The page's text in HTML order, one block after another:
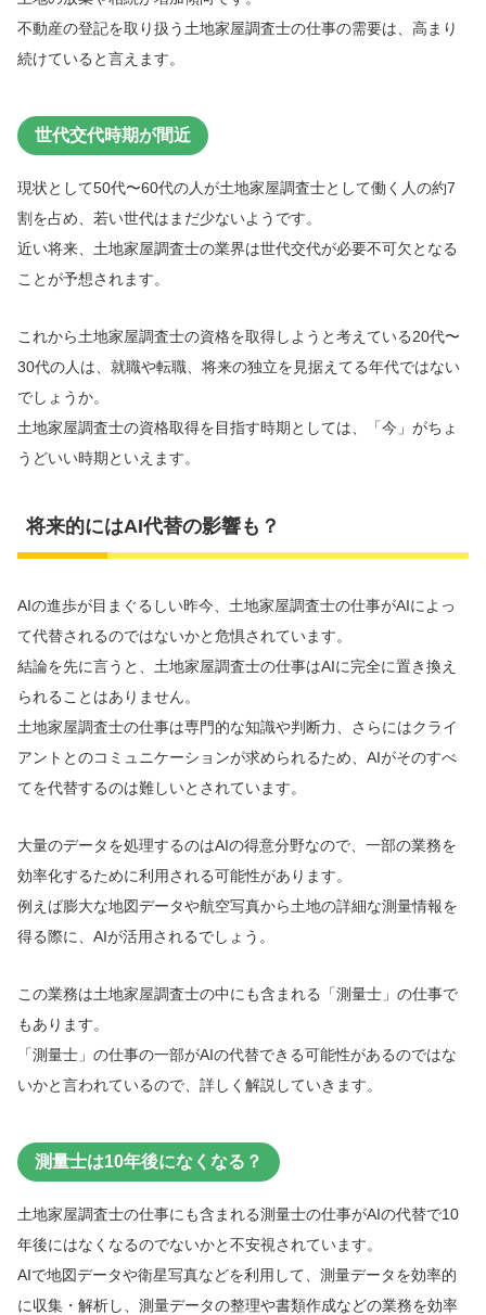
不動産の登記を取り扱う土地家屋調査士の仕事の需要は、高まり
続けていると言えます。
世代交代時期が間近
現状として50代〜60代の人が土地家屋調査士として働く人の約7
割を占め、若い世代はまだ少ないようです。
近い将来、土地家屋調査士の業界は世代交代が必要不可欠となる
ことが予想されます。
これから土地家屋調査士の資格を取得しようと考えている20代〜
30代の人は、就職や転職、将来の独立を見据えてる年代ではない
でしょうか。
土地家屋調査士の資格取得を目指す時期としては、「今」がちょ
うどいい時期といえます。
将来的にはAI代替の影響も？
AIの進歩が目まぐるしい昨今、土地家屋調査士の仕事がAIによっ
て代替されるのではないかと危惧されています。
結論を先に言うと、土地家屋調査士の仕事はAIに完全に置き換え
られることはありません。
土地家屋調査士の仕事は専門的な知識や判断力、さらにはクライ
アントとのコミュニケーションが求められるため、AIがそのすべ
てを代替するのは難しいとされています。
大量のデータを処理するのはAIの得意分野なので、一部の業務を
効率化するために利用される可能性があります。
例えば膨大な地図データや航空写真から土地の詳細な測量情報を
得る際に、AIが活用されるでしょう。
この業務は土地家屋調査士の中にも含まれる「測量士」の仕事で
もあります。
「測量士」の仕事の一部がAIの代替できる可能性があるのではな
いかと言われているので、詳しく解説していきます。
測量士は10年後になくなる？
土地家屋調査士の仕事にも含まれる測量士の仕事がAIの代替で10
年後にはなくなるのでないかと不安視されています。
AIで地図データや衛星写真などを利用して、測量データを効率的
に収集・解析し、測量データの整理や書類作成などの業務を効率